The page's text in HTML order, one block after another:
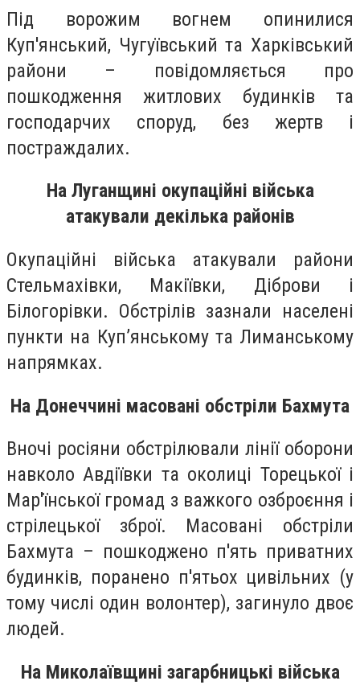
Під ворожим вогнем опинилися
Куп'янський, Чугуївський та Харківський
райони – повідомляється про
пошкодження житлових будинків та
господарчих споруд, без жертв і
постраждалих.
На Луганщині окупаційні війська
атакували декілька районів
Окупаційні війська атакували райони
Стельмахівки, Макіївки, Діброви і
Білогорівки. Обстрілів зазнали населені
пункти на Куп’янському та Лиманському
напрямках.
На Донеччині масовані обстріли Бахмута
Вночі росіяни обстрілювали лінії оборони
навколо Авдіївки та околиці Торецької і
Мар'їнської громад з важкого озброєння і
стрілецької зброї. Масовані обстріли
Бахмута – пошкоджено п'ять приватних
будинків, поранено п'ятьох цивільних (у
тому числі один волонтер), загинуло двоє
людей.
На Миколаївщині загарбницькі війська